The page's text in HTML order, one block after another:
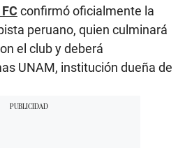
confirmó oficialmente la
peruano, quien culminará
el club y deberá
UNAM, institución dueña de